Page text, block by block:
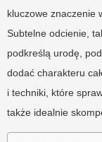
kluczowe znaczenie
Subtelne odcienie,
podkreślą urodę,
dodać charakteru
i techniki, które
także idealnie